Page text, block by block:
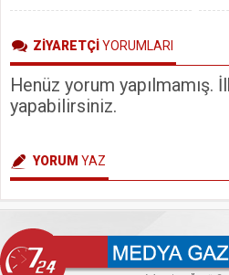
ÇARE OLMUYOR
ZİYARETÇİYORUMLARI
Henüz yorum yapılmamış.
yapabilirsiniz.
YORUM YAZ